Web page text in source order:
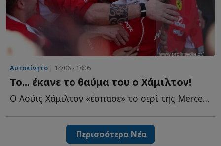
Αυτοκίνητο | 14/06 - 18:05
Το... έκανε το θαύμα του ο Χάμιλτον!
Ο Λούις Χάμιλτον «έσπασε» το σερί της Mercedes και πανηγύρισε τ...
Περισσότερα Νέα